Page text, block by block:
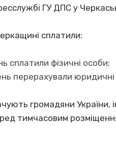
ГУ ДПС у
сплатили:
сплатили фізичні особи;
перерахували
громадяни України,
тимчасовим